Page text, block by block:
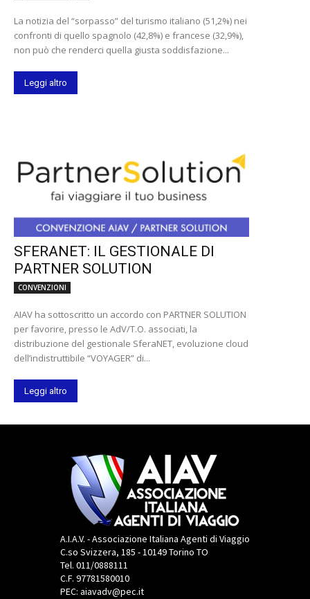
La notizia del “sorpasso” del turismo italiano (51,2%) nei
confronti di quello spagnolo (42,8%) e francese (32,9%),
non può che renderci quella giusta soddisfazione...
Leggi altro
SFERANET: IL GESTIONALE DI
PARTNER SOLUTION
CONVENZIONI
AIAV ha sottoscritto un accordo con PARTNER SOLUTION
per favorire, presso le AdV/T.O. associati, la
distribuzione del gestionale SferaNET, evoluzione cloud
dell’indistruttibile “VOYAGER” di...
Leggi altro
A.I.A.V. - Associazione Italiana Agenti di Viaggio
C.so Svizzera, 185 - 10149 Torino TO
Tel. 011/0888111
C.F. 97781580010
PEC: aiavadv@pec.it